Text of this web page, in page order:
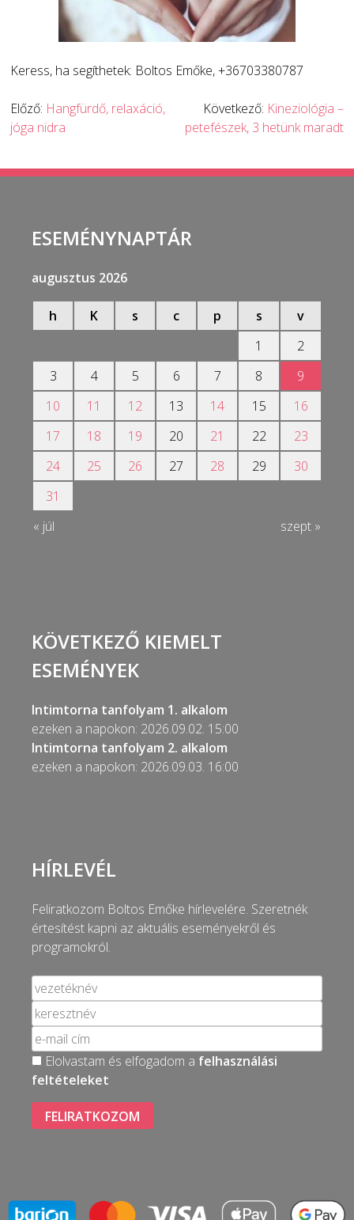
Keress, ha segíthetek: Boltos Emőke, +36703380787
Bejegyzés
navigáció
Előző: Hangfürdő, relaxáció,
jóga nidra
Következő: Kineziológia –
petefészek, 3 hetünk maradt
ESEMÉNYNAPTÁR
augusztus 2026
h K s c p s
v
1
2
3
4 5 6 7 8
9
10
11 12 13 14 15
16
17
18 19 20 21 22
23
24
25 26 27 28 29
30
31
« júl
szept »
KÖVETKEZŐ KIEMELT
ESEMÉNYEK
Intimtorna tanfolyam 1. alkalom
ezeken a napokon: 2026.09.02. 15:00
Intimtorna tanfolyam 2. alkalom
ezeken a napokon: 2026.09.03. 16:00
HÍRLEVÉL
Feliratkozom Boltos Emőke hírlevelére. Szeretnék
értesítést kapni az aktuális eseményekről és
programokról.
Elolvastam és elfogadom a felhasználási
feltételeket